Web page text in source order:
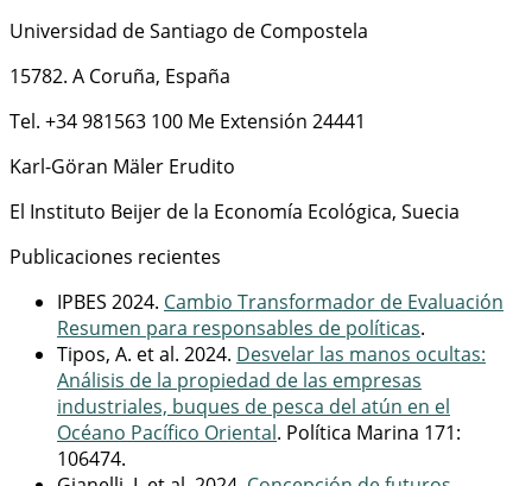
Universidad de Santiago de Compostela
15782. A Coruña, España
Tel. +34 981563 100 Me Extensión 24441
Karl-Göran Mäler Erudito
El Instituto Beijer de la Economía Ecológica, Suecia
Publicaciones recientes
IPBES 2024. Cambio Transformador de Evaluación
Resumen para responsables de políticas.
Tipos, A. et al. 2024. Desvelar las manos ocultas:
Análisis de la propiedad de las empresas
industriales, buques de pesca del atún en el
Océano Pacífico Oriental. Política Marina 171:
106474.